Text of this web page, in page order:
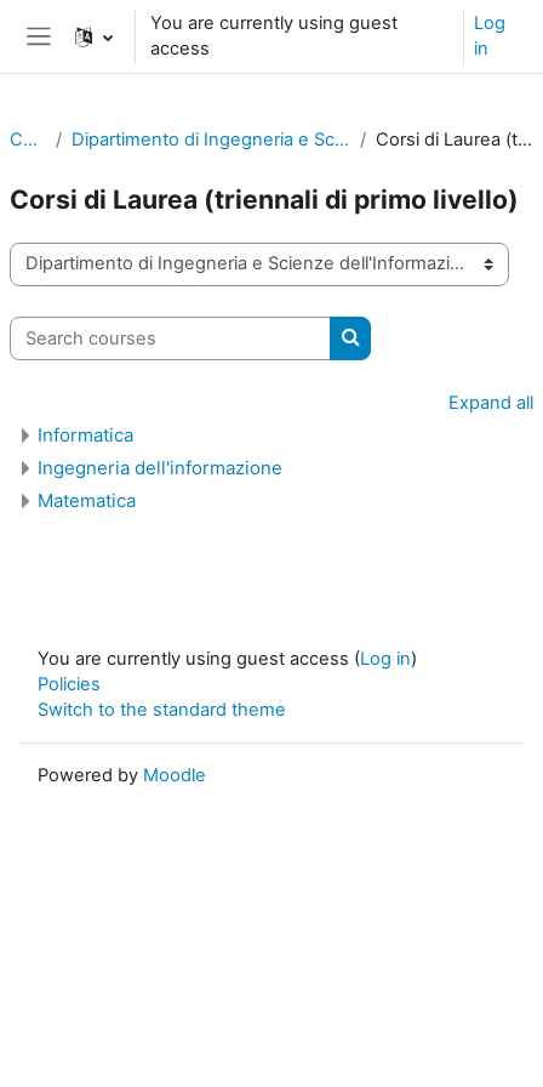
Skip to main content
Side panel
You are currently using guest
access
Log
in
Courses Dipartimento di Ingegneria e Scienze dell'Informazione e Matematica Corsi di Laurea (triennali di primo livello)
Corsi di Laurea (triennali di primo livello)
Course categories
Search courses
Search courses
Expand all
Informatica
Ingegneria dell'informazione
Matematica
You are currently using guest access (Log in)
Policies
Switch to the standard theme
Powered by Moodle